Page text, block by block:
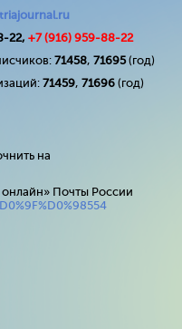
22, +7 (916) 959-88-22
71458, 71695(год)
71459, 71696 (год)
на
Почты России